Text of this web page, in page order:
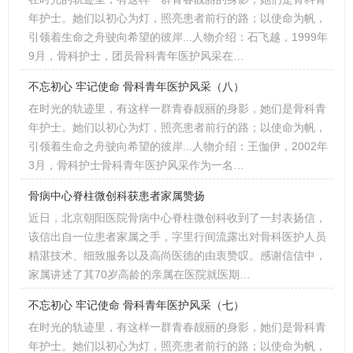
年护士。她们以初心为灯，照亮患者前行的路；以使命为帆，
引领着生命之舟驶向希望的彼岸...人物介绍：石飞越，1999年
9月，骨科护士，团员骨科青年医护风采在…
不忘初心 牢记使命 骨科青年医护风采（八）
在时光的轨迹里，有这样一群青春靓丽的身影，她们是骨科青
年护士。她们以初心为灯，照亮患者前行的路；以使命为帆，
引领着生命之舟驶向希望的彼岸...人物介绍：王伽伊，2002年
3月，骨科护士骨科青年医护风采作为一名…
骨病中心脊柱微创科获患者家属赞扬
近日，北京朝阳医院骨病中心脊柱微创科收到了一封表扬信，
该信出自一位患者家属之手，字里行间流露出对骨科医护人员
精湛技术、细致服务以及高尚医德的由衷赞叹。感谢信信中，
家属讲述了其70岁高龄的亲属在医院就医期…
不忘初心 牢记使命 骨科青年医护风采（七）
在时光的轨迹里，有这样一群青春靓丽的身影，她们是骨科青
年护士。她们以初心为灯，照亮患者前行的路；以使命为帆，